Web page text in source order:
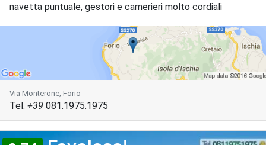
navetta puntuale, gestori e camerieri molto cordiali
Via Monterone, Forio
Tel. +39 081.1975.1975